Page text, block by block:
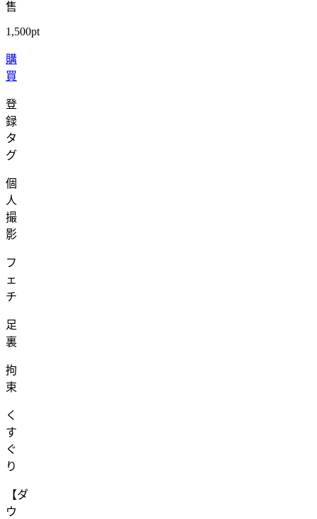
售
1,500pt
購
買
登
録
タ
グ
個
人
撮
影
フ
ェ
チ
足
裏
拘
束
く
す
ぐ
り
【ダ
ウ